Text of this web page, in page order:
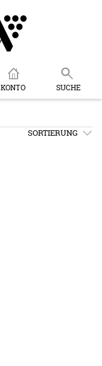
KONTO SUCHE
SORTIERUNG